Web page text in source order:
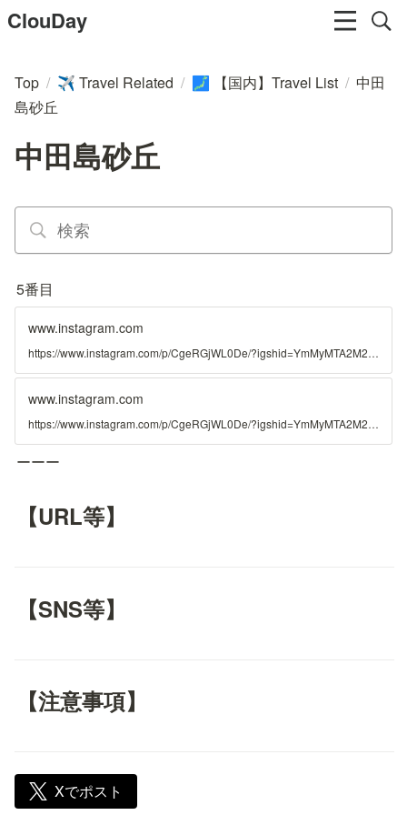
ClouDay
Top / ✈️ Travel Related / 🗾 【国内】Travel List / 中田
島砂丘
中田島砂丘
5番目
www.instagram.com
https://www.instagram.com/p/CgeRGjWL0De/?igshid=YmMyMTA2M2Y%3D
www.instagram.com
https://www.instagram.com/p/CgeRGjWL0De/?igshid=YmMyMTA2M2Y%3D
ーーー
【URL等】
【SNS等】
【注意事項】
Xでポスト